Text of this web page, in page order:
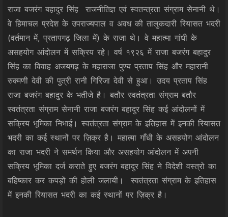
राजा बजरंग बहादुर सिंह राजनीतिज्ञ एवं स्वतन्त्रता संग्राम सेनानी थे।
वे हिमाचल प्रदेश के उपराज्यपाल व अवध की तालुकदारी रियासत भदरी
(वर्तमान में, प्रतापगढ़ जिला में) के राजा थे। वे महात्मा गांधी के
असहयोग आंदोलन में सक्रिय रहे। वर्ष १९२६ में राजा बजरंग बहादुर
सिंह का विवाह अजयगढ़ के महाराजा पुण्य प्रताप सिंह और महारानी
रुक्मणी देवी की पुत्री रानी गिरिजा देवी से हुआ। उदय प्रताप सिंह
राजा बजरंग बहादुर के भतीजे है। बतौर स्वतंत्रता संग्राम बतौर
स्वतंत्रता संग्राम सेनानी राजा बजरंग बहादुर सिंह कई आंदोलनों में
सक्रिय भूमिका निभाई। स्वतंत्रता संग्राम के इतिहास में इनकी रियासत
भदरी का कई स्थानों पर ज़िक्र है। महात्मा गाँधी के असहयोग आंदोलन
का राजा भदरी ने समर्थन किया और असहयोग आंदोलन में अपनी
सक्रिय भूमिका दर्ज कराते हुए बजरंग बहादुर सिंह ने विदेशी वस्त्रो का
बहिष्कार कर कपड़ों की होली जलायी। स्वतंत्रता संग्राम के इतिहास
में इनकी रियासत भदरी का कई स्थानों पर ज़िक्र है।